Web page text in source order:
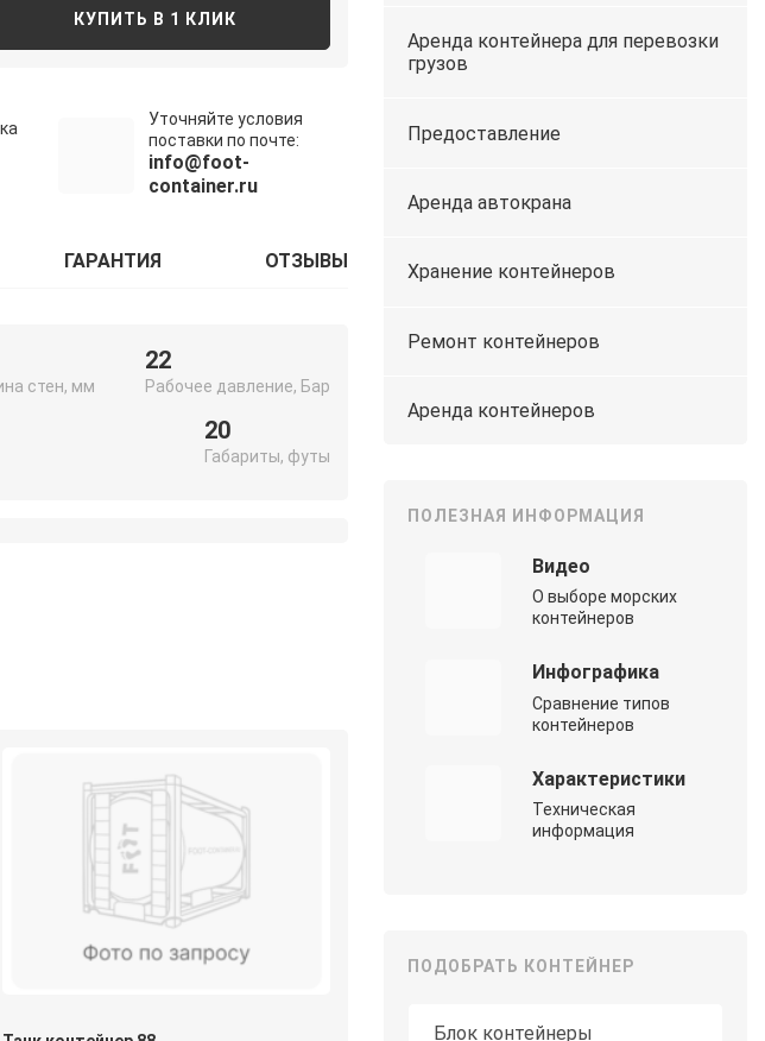
КУПИТЬ В 1 КЛИК
Уточняйте условия
поставки по почте:
info@foot-
container.ru
ГАРАНТИЯ ОТЗЫВЫ
стен, мм
22
Рабочее давление, Бар
20
Габариты, футы
Аренда контейнера для перевозки
грузов
Предоставление
Аренда автокрана
Хранение контейнеров
Ремонт контейнеров
Аренда контейнеров
ПОЛЕЗНАЯ ИНФОРМАЦИЯ
Видео
О выборе морских
контейнеров
Инфографика
Сравнение типов
контейнеров
Характеристики
Техническая
информация
ПОДОБРАТЬ КОНТЕЙНЕР